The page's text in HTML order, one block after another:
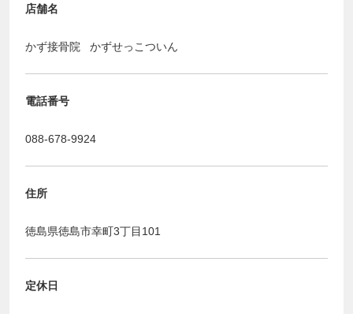
店舗名
かず接骨院 かずせっこついん
電話番号
088-678-9924
住所
徳島県徳島市幸町3丁目101
定休日